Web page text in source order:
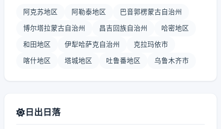
阿克苏地区 阿勒泰地区 巴音郭楞蒙古自治州
博尔塔拉蒙古自治州 昌吉回族自治州 哈密地区
和田地区 伊犁哈萨克自治州 克拉玛依市
喀什地区 塔城地区 吐鲁番地区 乌鲁木齐市
日出日落